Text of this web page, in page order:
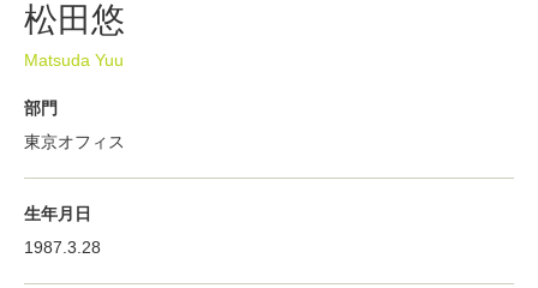
松田悠
Matsuda Yuu
部門
東京オフィス
生年月日
1987.3.28